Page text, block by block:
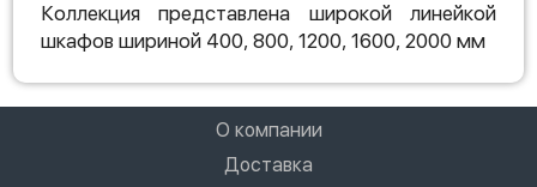
Коллекция представлена широкой линейкой
шкафов шириной 400, 800, 1200, 1600, 2000 мм
О компании
Доставка